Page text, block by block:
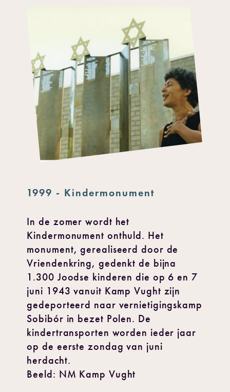
1999 - Kindermonument
In de zomer wordt het
Kindermonument onthuld. Het
monument, gerealiseerd door de
Vriendenkring, gedenkt de bijna
1.300 Joodse kinderen die op 6 en 7
juni 1943 vanuit Kamp Vught zijn
gedeporteerd naar vernietigingskamp
Sobibór in bezet Polen. De
kindertransporten worden ieder jaar
op de eerste zondag van juni
herdacht.
Beeld: NM Kamp Vught